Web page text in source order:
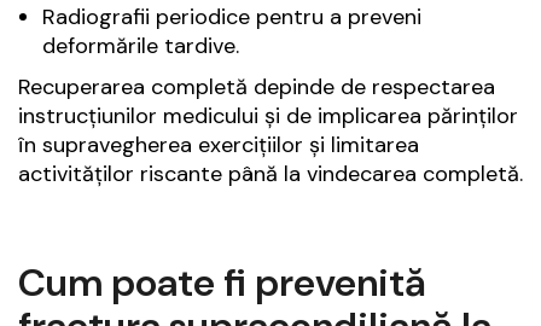
Radiografii periodice pentru a preveni
deformările tardive.
Recuperarea completă depinde de respectarea
instrucțiunilor medicului și de implicarea părinților
în supravegherea exercițiilor și limitarea
activităților riscante până la vindecarea completă.
Cum poate fi prevenită